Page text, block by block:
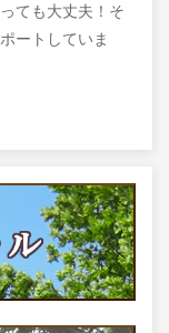
ても大丈夫！そ
ートしていま